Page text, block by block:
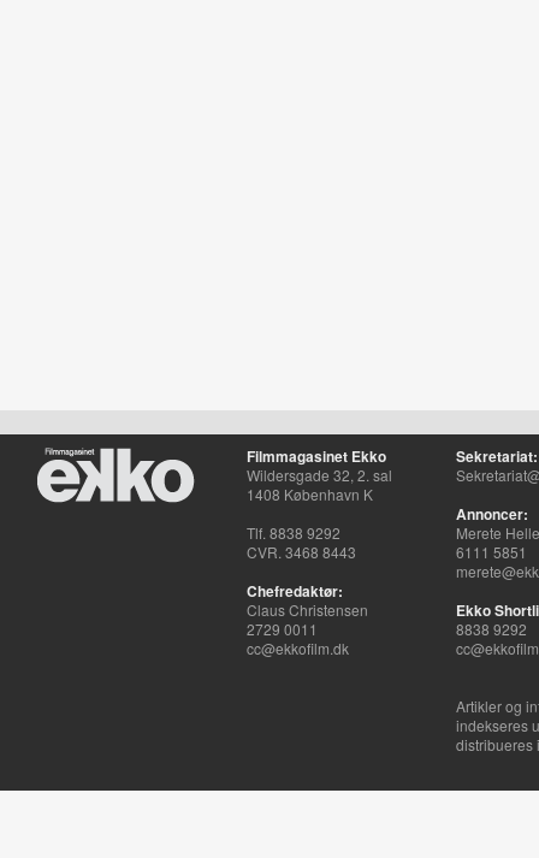
Filmmagasinet Ekko
Wildersgade 32, 2. sal
1408 København K
Tlf. 8838 9292
CVR. 3468 8443
Chefredaktør:
Claus Christensen
2729 0011
cc@ekkofilm.dk
Sekretariat:
Annoncer:
Merete
6111 5851
Ekko
8838 9292
Artikler og
indekseres
distribueres